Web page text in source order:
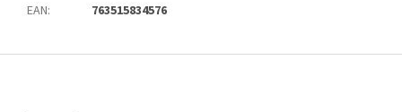
EAN: 763515834576